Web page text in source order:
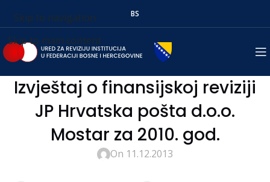
Skip to navigation
Skip to main content
BS
Izvještaj o finansijskoj reviziji
JP Hrvatska pošta d.o.o.
Mostar za 2010. god.
On 11.12.2013